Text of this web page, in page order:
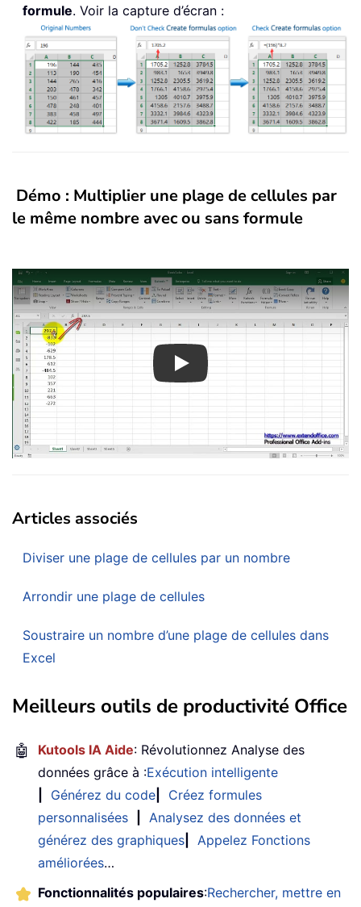
formule. Voir la capture d’écran :
Démo : Multiplier une plage de cellules par
le même nombre avec ou sans formule
Play
Articles associés
Diviser une plage de cellules par un nombre
Arrondir une plage de cellules
Soustraire un nombre d’une plage de cellules dans
Excel
Meilleurs outils de productivité Office
🤖 Kutools IA Aide: Révolutionnez Analyse des
données grâce à :Exécution intelligente
Générez du code
Créez formules
personnalisées
Analysez des données et
générez des graphiques
Appelez Fonctions
améliorées…
Fonctionnalités populaires:Rechercher, mettre en